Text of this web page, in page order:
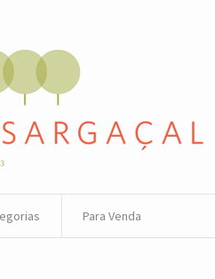
Para Venda